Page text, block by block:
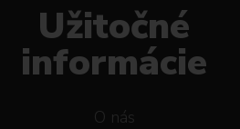
Užitočné
informácie
O nás